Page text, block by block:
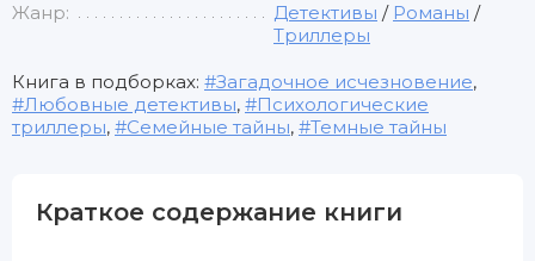
Жанр: Детективы / Романы /
Триллеры
Книга в подборках: Загадочное исчезновение,
Любовные детективы,
Психологические
триллеры, Семейные тайны, Темные тайны
Краткое содержание книги